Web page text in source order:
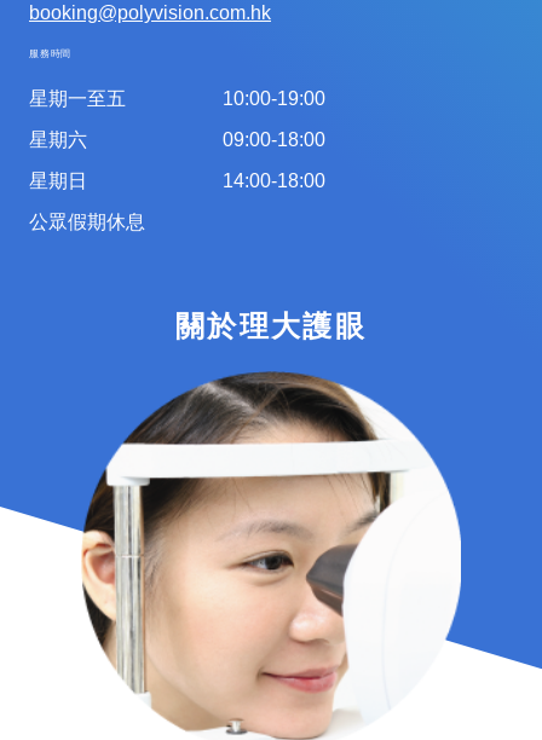
booking@polyvision.com.hk
服務時間
星期一至五
星期六
星期日
公眾假期休息
10:00-19:00
09:00-18:00
14:00-18:00
關於理大護眼